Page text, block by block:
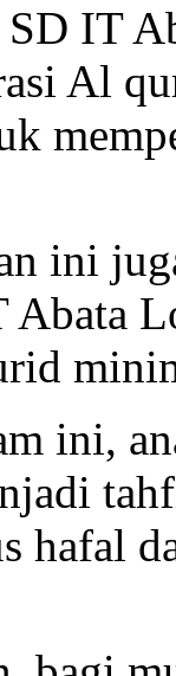
SD IT
Al
ini
ini,
hafal